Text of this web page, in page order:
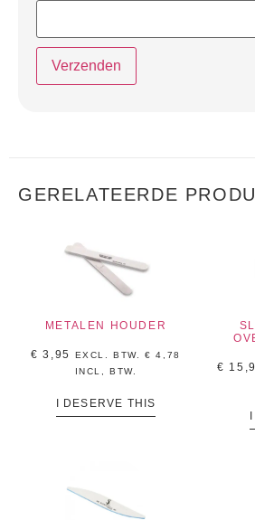
GERELATEERDE
METALEN HOUDER
€ 3,95 EXCL. BTW.€ 4,78
INCL, BTW.
I DESERVE THIS
€